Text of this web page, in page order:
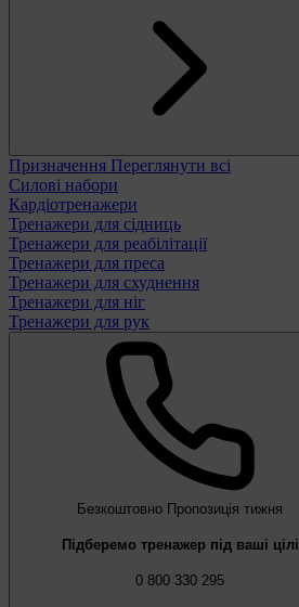
Призначення Переглянути всі
Силові набори
Кардіотренажери
Тренажери для сідниць
Тренажери для реабілітації
Тренажери для преса
Тренажери для схуднення
Тренажери для ніг
Тренажери для рук
Безкоштовно Пропозиція тижня
Підберемо тренажер під ваші цілі
0 800 330 295